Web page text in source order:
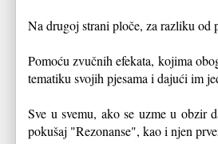
Na drugoj strani ploče, za razliku od
Pomoću zvučnih efekata, kojima
tematiku svojih pjesama i dajući im
Sve u svemu, ako se uzme u obzir
pokušaj "Rezonanse", kao i njen